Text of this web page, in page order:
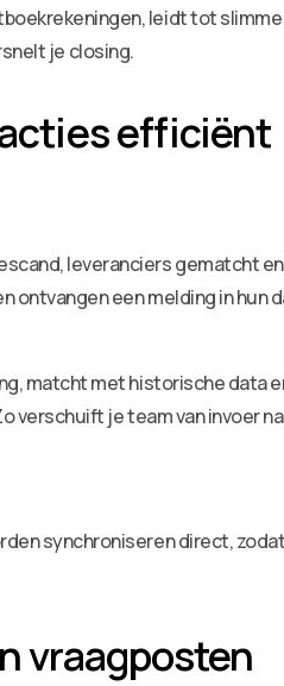
leidt tot
je closing.
efficiënt
leveranciers gematcht
een melding in hun
matcht met historische data
verschuift je team van invoer
synchroniseren direct,
vraagposten